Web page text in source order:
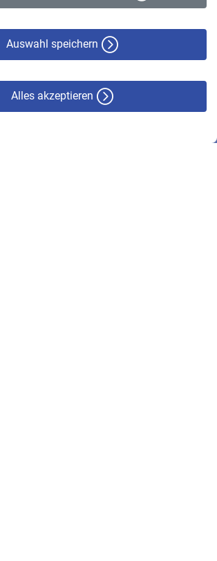
Auswahl speichern
Alles akzeptieren